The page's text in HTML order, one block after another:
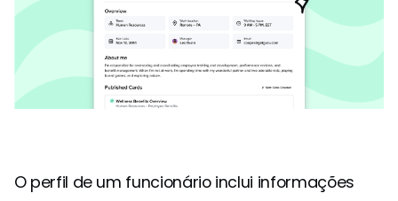
O perfil de um funcionário inclui informações